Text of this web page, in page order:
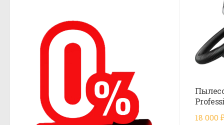
18 000